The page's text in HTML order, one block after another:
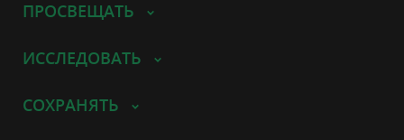
ПРОСВЕЩАТЬ
ИССЛЕДОВАТЬ
СОХРАНЯТЬ